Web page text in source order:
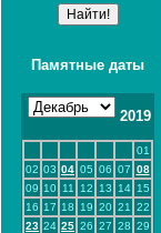
Памятные даты
2019
01
02 03 04 05 06 07 08
09 10 11 12 13 14 15
16 17 18 19 20 21
22
23 24 25 26 27 28 29